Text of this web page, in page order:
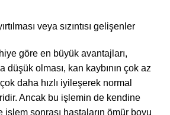
veya sızıntısı gelişenler
göre en büyük avantajları,
olması, kan kaybının çok az
daha hızlı iyileşerek normal
Ancak bu işlemin de kendine
işlem sonrası hastaların ömür boyu